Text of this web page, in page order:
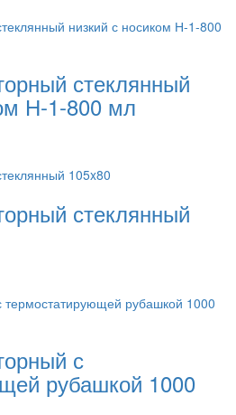
стеклянный
Н-1-800 мл
стеклянный
с
рубашкой 1000